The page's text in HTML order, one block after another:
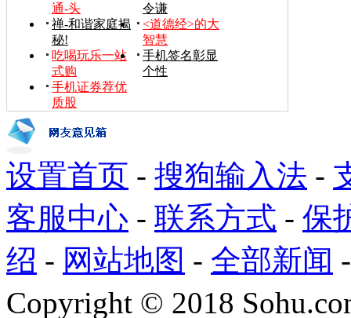
通-头
令谦
禅-和谐家庭揭
秘!
<道德经>的大
智慧
吃喝玩乐一站
式购
手机签名彰显
个性
手机证券荐优
质股
设置首页 - 搜狗输入法 -
客服中心 - 联系方式 - 保
绍 - 网站地图 - 全部新闻
Copyright © 2018